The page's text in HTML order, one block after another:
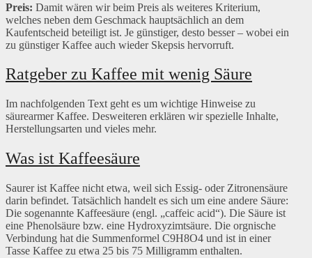
Preis: Damit wären wir beim Preis als weiteres Kriterium,
welches neben dem Geschmack hauptsächlich an dem
Kaufentscheid beteiligt ist. Je günstiger, desto besser – wobei ein
zu günstiger Kaffee auch wieder Skepsis hervorruft.
Ratgeber zu Kaffee mit wenig Säure
Im nachfolgenden Text geht es um wichtige Hinweise zu
säurearmer Kaffee. Desweiteren erklären wir spezielle Inhalte,
Herstellungsarten und vieles mehr.
Was ist Kaffeesäure
Saurer ist Kaffee nicht etwa, weil sich Essig- oder Zitronensäure
darin befindet. Tatsächlich handelt es sich um eine andere Säure:
Die sogenannte Kaffeesäure (engl. „caffeic acid“). Die Säure ist
eine Phenolsäure bzw. eine Hydroxyzimtsäure. Die orgnische
Verbindung hat die Summenformel C9H8O4 und ist in einer
Tasse Kaffee zu etwa 25 bis 75 Milligramm enthalten.